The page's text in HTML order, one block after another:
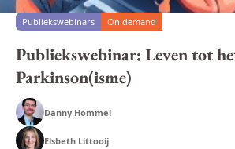
Publiekswebinars On demand
Publiekswebinar: Leven tot
Parkinson(isme)
Danny Hommel
Elsbeth Littooij